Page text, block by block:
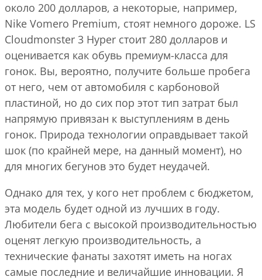
около 200 долларов, а некоторые, например,
Nike Vomero Premium, стоят немного дороже. LS
Cloudmonster 3 Hyper стоит 280 долларов и
оценивается как обувь премиум-класса для
гонок. Вы, вероятно, получите больше пробега
от него, чем от автомобиля с карбоновой
пластиной, но до сих пор этот тип затрат был
напрямую привязан к выступлениям в день
гонок. Природа технологии оправдывает такой
шок (по крайней мере, на данный момент), но
для многих бегунов это будет неудачей.
Однако для тех, у кого нет проблем с бюджетом,
эта модель будет одной из лучших в году.
Любители бега с высокой производительностью
оценят легкую производительность, а
технические фанаты захотят иметь на ногах
самые последние и величайшие инновации. Я